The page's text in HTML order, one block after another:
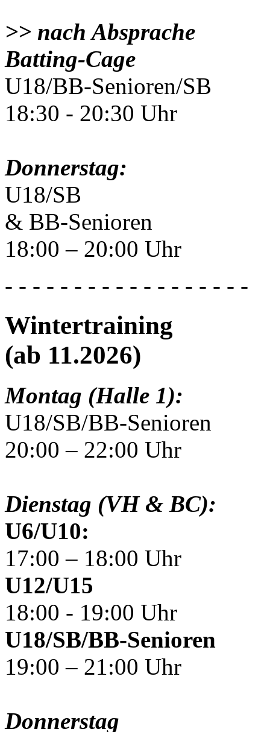
>> nach Absprache
Batting-Cage
U18/BB-Senioren/SB
18:30 - 20:30 Uhr
Donnerstag:
U18/SB
& BB-Senioren
18:00 – 20:00 Uhr
- - - - - - - - - - - - - - - - - -
Wintertraining
(ab 11.2026)
Montag (Halle 1):
U18/SB/BB-Senioren
20:00 – 22:00 Uhr
Dienstag (VH & BC):
U6/U10:
17:00 – 18:00 Uhr
U12/U15
18:00 - 19:00 Uhr
U18/SB/BB-Senioren
19:00 – 21:00 Uhr
Donnerstag